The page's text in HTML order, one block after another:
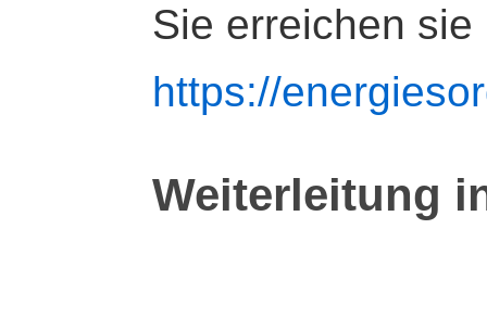
Sie erreichen sie
https://
Weiterleitung